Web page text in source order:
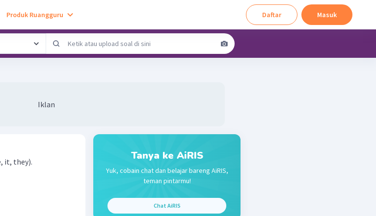
Produk Ruangguru Daftar Masuk
Iklan
it, they).
Tanya ke AiRIS
Yuk, cobain chat dan belajar bareng AiRIS,
teman pintarmu!
Chat AiRIS